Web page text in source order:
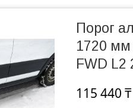
Порог
1720
FWD L2
115 440 ₸